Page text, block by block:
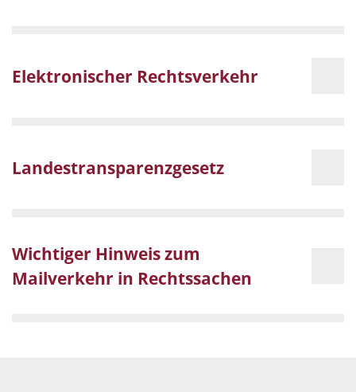
Elektronischer Rechtsverkehr
Landestransparenzgesetz
Wichtiger Hinweis zum
Mailverkehr in Rechtssachen